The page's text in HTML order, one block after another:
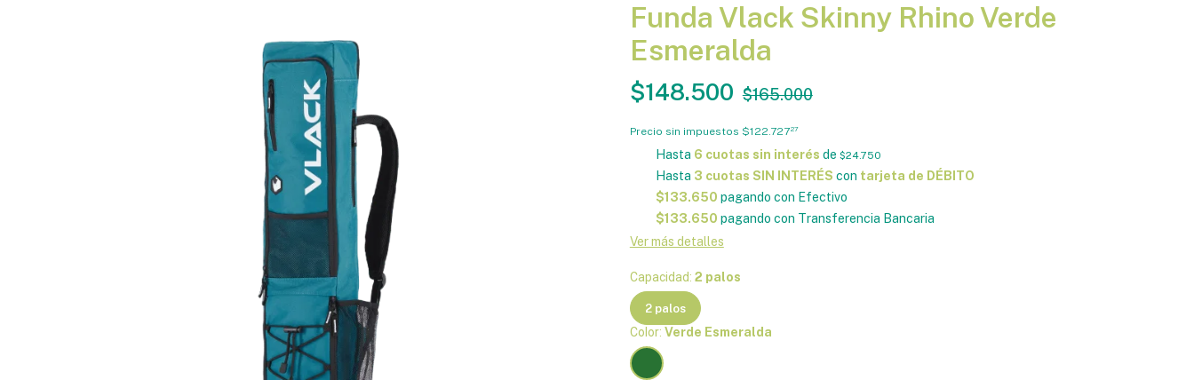
Funda Vlack Skinny Rhino Verde
Esmeralda
$148.500 $165.000
Precio sin impuestos $122.72727
Hasta 6 cuotas sin interés de $24.750
Hasta 3 cuotas SIN INTERÉS con tarjeta de DÉBITO
$133.650 pagando con Efectivo
$133.650 pagando con Transferencia Bancaria
Ver más detalles
Capacidad: 2 palos
2 palos
Color: Verde Esmeralda